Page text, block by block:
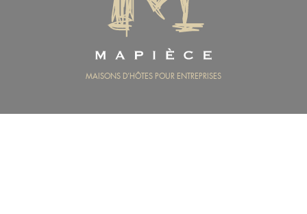
MAISONS D’HÔTES POUR ENTREPRISES